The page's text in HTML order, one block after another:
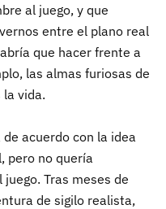
al juego, y que
entre el plano real
que hacer frente a
las almas furiosas de
vida.
acuerdo con la idea
pero no quería
Tras meses de
de sigilo realista,